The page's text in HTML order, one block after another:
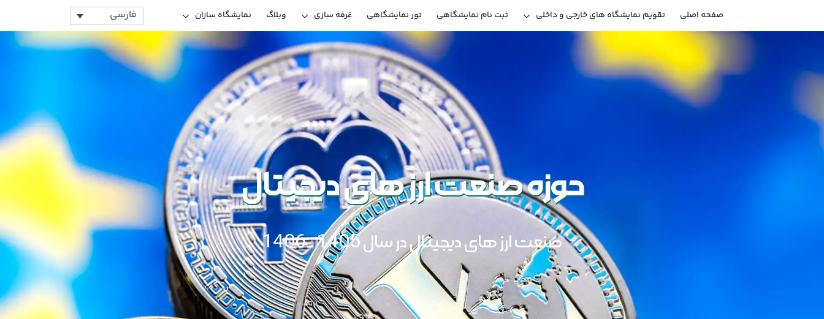
صفحه اصلی تقویم نمایشگاه های خارجی و داخلی ثبت نام نمایشگاهی تور نمایشگاهی غرفه سازی وبلاگ نمایشگاه سازان فارسی
حوزه صنعت ارز های دیجیتال
صنعت ارز های دیجیتال در سال 1405 - 1406